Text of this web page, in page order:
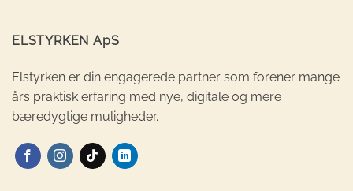
ELSTYRKEN ApS
Elstyrken er din engagerede partner som forener mange
års praktisk erfaring med nye, digitale og mere
bæredygtige muligheder.